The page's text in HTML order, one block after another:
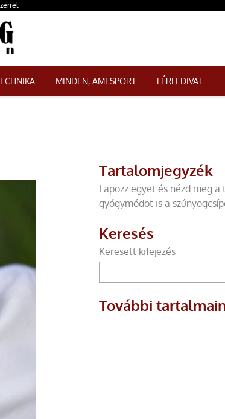
MINDEN, AMI SPORT FÉRFI DIVAT
Tartalomjegyzék
Lapozz egyet és nézd meg
gyógymódot is a
Keresés
Keresett kifejezés
További